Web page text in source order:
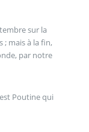
sur la
mais à la fin,
par notre
Poutine qui